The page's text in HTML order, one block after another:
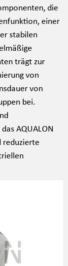
die
einer
stabilen
trägt zur
von
von
bei.
AQUALON
reduzierte